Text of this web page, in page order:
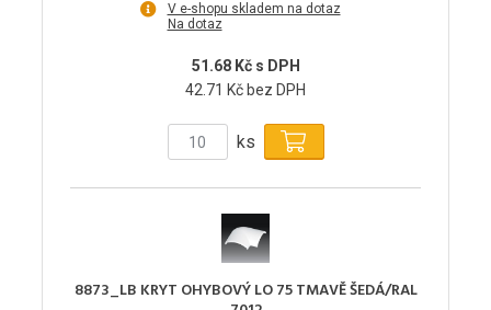
V e-shopu skladem na dotaz
Na dotaz
51.68 Kč s DPH
42.71 Kč bez DPH
ks
8873_LB KRYT OHYBOVÝ LO 75 TMAVĚ ŠEDÁ/RAL